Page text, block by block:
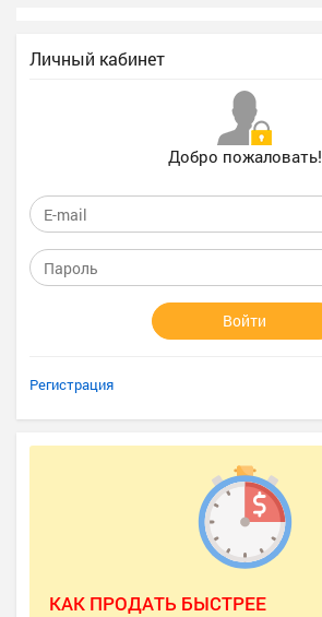
Личный кабинет
Добро пожаловать!
Войти
Регистрация
КАК ПРОДАТЬ БЫСТРЕЕ